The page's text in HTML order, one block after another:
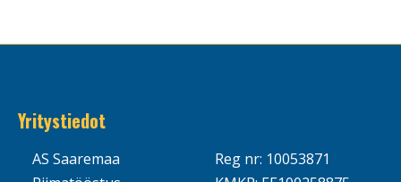
Yritystiedot
AS Saaremaa
Reg nr: 10053871